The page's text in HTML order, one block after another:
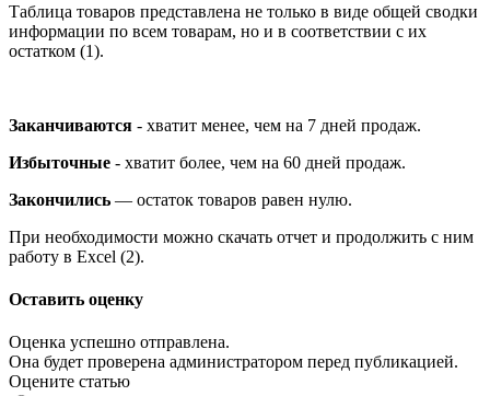
Таблица товаров представлена не только в виде общей сводки
информации по всем товарам, но и в соответствии с их
остатком (1).
Заканчиваются - хватит менее, чем на 7 дней продаж.
Избыточные - хватит более, чем на 60 дней продаж.
Закончились — остаток товаров равен нулю.
При необходимости можно скачать отчет и продолжить с ним
работу в Excel (2).
Оставить оценку
Оценка успешно отправлена.
Она будет проверена администратором перед публикацией.
Оцените статью